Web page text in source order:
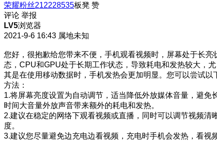
荣耀粉丝212228535板凳 赞
评论 举报
LV5浏览器
2021-9-6 16:43 属地未知
您好，很抱歉给您带来不便，手机观看视频时，屏幕处于长亮
态，CPU和GPU处于长期工作状态，导致耗电和发热较大，尤
其是在使用移动数据时，手机发热会更加明显。您可以尝试以
方法：
1.将屏幕亮度设置为自动调节，适当降低外放媒体音量，避免
时间大音量外放声音带来额外的耗电和发热。
2.建议在稳定的网络下观看视频或直播，同时可以调节视频清
度。
3.建议您尽量避免边充电边看视频，充电时手机会发热，看视